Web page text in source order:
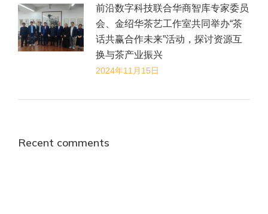
前沿数字科技联合华商智库专家委员
会、金绍华茶艺工作室共同举办“茶
话共赢合作未来”活动，探讨资源互
换与茶产业振兴
2024年11月15日
Recent comments